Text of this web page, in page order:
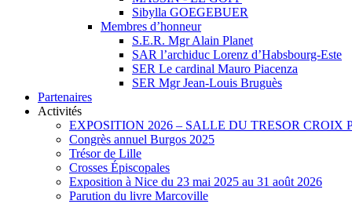
Sibylla GOEGEBUER
Membres d’honneur
S.E.R. Mgr Alain Planet
SAR l’archiduc Lorenz d’Habsbourg-Este
SER Le cardinal Mauro Piacenza
SER Mgr Jean-Louis Bruguès
Partenaires
Activités
EXPOSITION 2026 – SALLE DU TRESOR CROIX
Congrès annuel Burgos 2025
Trésor de Lille
Crosses Épiscopales
Exposition à Nice du 23 mai 2025 au 31 août 2026
Parution du livre Marcoville